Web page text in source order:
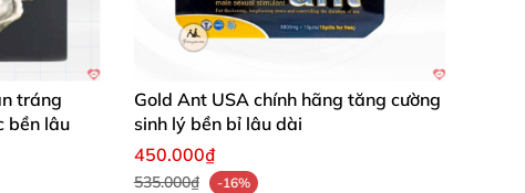
bác sĩ.
tráng
bền lâu
Gold Ant USA chính hãng tăng cường
sinh lý bền bỉ lâu dài
450.000₫
535.000₫
-16%